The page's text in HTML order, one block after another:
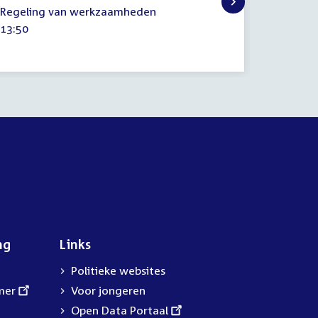
mei
2023
Regeling van werkzaamheden
Tijd
13:50
Links
Politieke websites
Voor jongeren
External
Open Data Portaal